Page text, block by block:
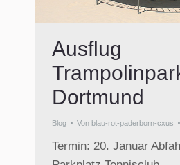
Ausflug
Dortmund
Blog Von blau-rot-paderborn-cxus
Termin: 20. Januar